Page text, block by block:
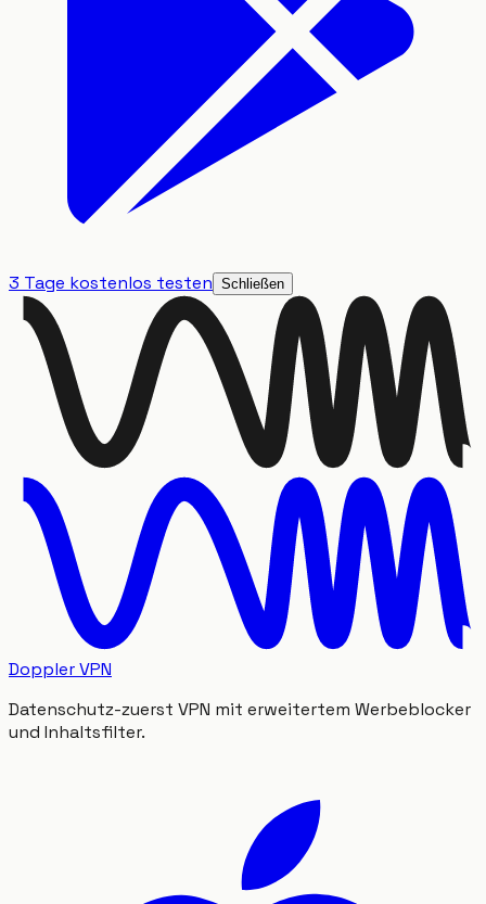
3 Tage kostenlos testen Schließen
Doppler VPN
Datenschutz-zuerst VPN mit erweitertem Werbeblocker
und Inhaltsfilter.